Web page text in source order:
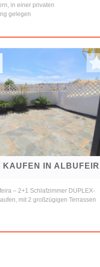
in einer privaten
gelegen
KAUFEN IN
– 2+1 Schlafzimmer DUPLEX-
mit 2 großzügigen Terrassen